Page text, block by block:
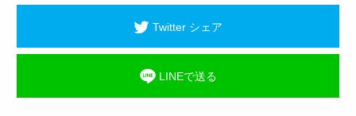
Twitter シェア
LINEで送る